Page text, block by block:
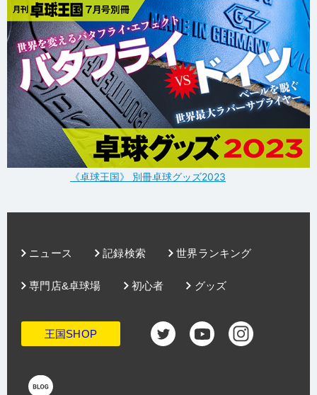
《卓球王国》 別冊卓球グッズ2023
ニュース 記録検索 世界ランキング
グッズ
専門店&卓球場 初心者
王国SHOP